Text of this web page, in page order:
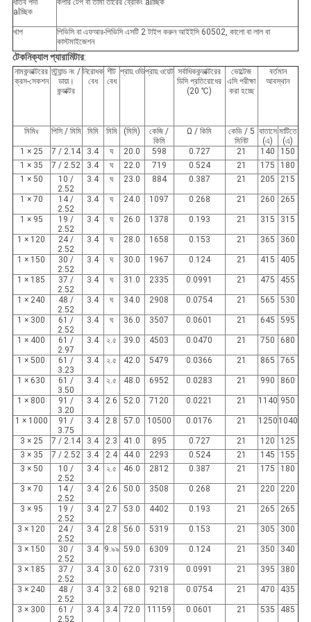
ধাতব পর্দা
alচ্ছিক
কপার টেপ বা তামা তারের ব্রেকিং alচ্ছিক
খাপ
পিভিসি বা এফআর-পিভিসি এসটি 2 টাইপ করুন আইইসি 60502, কালো বা লাল বা
কাস্টমাইজেশন
টেকনিক্যাল প্যারামিটার:
নামকন্ডাক্টরের
ক্রস-সেকশন
স্ট্র্যান্ড নং /
ডায়া।
কন্ডাক্টর
নিরোধক
বেধ
শীট
বেধ
প্রায়.ওডিপ্রায়.ওয়েট সর্বাধিককন্ডাক্টরের
ডিসি প্রতিরোধের
(20 ℃)
ভোল্টেজ
এসি পরীক্ষা
করা হচ্ছে
বর্তমান
আবস্থান
মিমিঘ পিসি / মিমি মিমি মিমি (মিমি)
কেজি /
কিমি
Ω / কিমি
কেভি / 5
মিনিট
বাতাসে
(এ)
মাটিতে
(এ)
1 × 25
7 / 2.14 3.4 ঘ 20.0 598 0.727 21 140
150
1 × 35
7 / 2.52 3.4 ঘ 22.0 719 0.524 21 175
180
1 × 50
10 /
2.52
3.4 ঘ 23.0 884 0.387 21 205 215
1 × 70
14 /
2.52
3.4 ঘ 24.0 1097 0.268 21 260 265
1 × 95
19 /
2.52
3.4 ঘ 26.0 1378 0.193 21 315 315
1 × 120
24 /
2.52
3.4 ঘ 28.0 1658 0.153 21 365 360
1 × 150
30 /
2.52
3.4 ঘ 30.0 1967 0.124 21 415 405
1 × 185
37 /
2.52
3.4 ঘ 31.0 2335 0.0991 21 475 455
1 × 240
48 /
2.52
3.4 ঘ 34.0 2908 0.0754 21 565 530
1 × 300
61 /
2.52
3.4 ঘ 36.0 3507 0.0601 21 645 595
1 × 400
61 /
2.97
3.4 ২.৫ 39.0 4503 0.0470 21 750 680
1 × 500
61 /
3.23
3.4 ২.৫ 42.0 5479 0.0366 21 865 765
1 × 630
61 /
3.50
3.4 ২.৫ 48.0 6952 0.0283 21 990 860
1 × 800
91 /
3.20
3.4 2.6 52.0 7120 0.0221 21 1140 950
1 × 1000
91 /
3.75
3.4 2.8 57.0 10500 0.0176 21 1250 1040
3 × 25 7 / 2.14 3.4 2.3 41.0 895 0.727 21 120
125
3 × 35
7 / 2.52 3.4 2.4 44.0 2293 0.524 21 145
155
3 × 50
10 /
2.52
3.4 ২.৫ 46.0 2812 0.387 21 175 180
3 × 70
14 /
2.52
3.4 2.6 50.0 3508 0.268 21 220 220
3 × 95
19 /
2.52
3.4 2.7 53.0 4402 0.193 21 265 265
3 × 120
24 /
2.52
3.4 2.8 56.0 5319 0.153 21 305 300
3 × 150
30 /
2.52
3.4 9.৯৯ 59.0 6309 0.124 21 350 340
3 × 185
37 /
2.52
3.4 3.0 62.0 7319 0.0991 21 395 380
3 × 240
48 /
2.52
3.4 3.2 68.0 9218 0.0754 21 470 435
3 × 300
61 /
2.52
3.4 3.4 72.0 11159 0.0601 21 535 485